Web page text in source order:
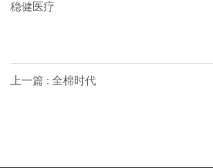
稳健医疗
上一篇 : 全棉时代